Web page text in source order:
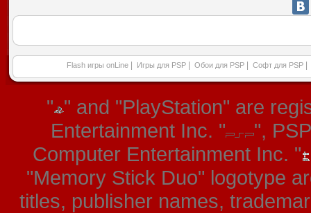
Flash игры onLine Игры для PSP Обои для PSP Софт для PSP
" " and "PlayStation" are
Entertainment Inc. "
",
Computer Entertainment Inc. "
"Memory Stick Duo" logotype
titles, publisher names,